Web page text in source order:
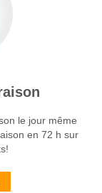
le jour même
en 72 h sur